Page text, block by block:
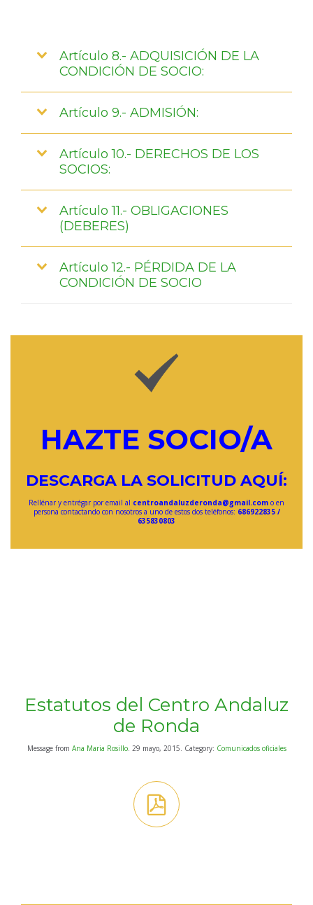
Artículo 8.- ADQUISICIÓN DE LA
CONDICIÓN DE SOCIO:
Artículo 9.- ADMISIÓN:
Artículo 10.- DERECHOS DE LOS
SOCIOS:
Artículo 11.- OBLIGACIONES
(DEBERES)
Artículo 12.- PÉRDIDA DE LA
CONDICIÓN DE SOCIO

HAZTE SOCIO/A
DESCARGA LA SOLICITUD AQUÍ:
Rellénar y entrégar por email al centroandaluzderonda@gmail.com o en
persona contactando con nosotros a uno de estos dos teléfonos: 686922835 /
635830803
Estatutos del Centro Andaluz
de Ronda
Message from Ana Maria Rosillo. 29 mayo, 2015. Category: Comunicados oficiales
